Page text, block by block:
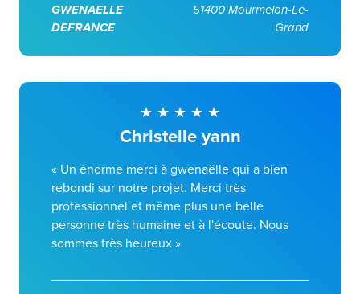
GWENAELLE
DEFRANCE
51400 Mourmelon-Le-
Grand
Christelle yann
« Un énorme merci à gwenaëlle qui a bien
rebondi sur notre projet. Merci très
professionnel et même plus une belle
personne très humaine et à l'écoute. Nous
sommes très heureux »